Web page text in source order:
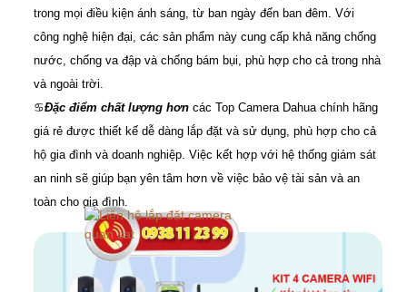
trong mọi điều kiện ánh sáng, từ ban ngày đến ban đêm. Với
công nghệ hiện đại, các sản phẩm này cung cấp khả năng chống
nước, chống va đập và chống bám bụi, phù hợp cho cả trong nhà
và ngoài trời.
♋Đặc điểm chất lượng hơn các Top Camera Dahua chính hãng
giá rẻ được thiết kế dễ dàng lắp đặt và sử dụng, phù hợp cho cả
hộ gia đình và doanh nghiệp. Việc kết hợp với hệ thống giám sát
an ninh sẽ giúp bạn yên tâm hơn về việc bảo vệ tài sản và an
toàn cho gia đình.